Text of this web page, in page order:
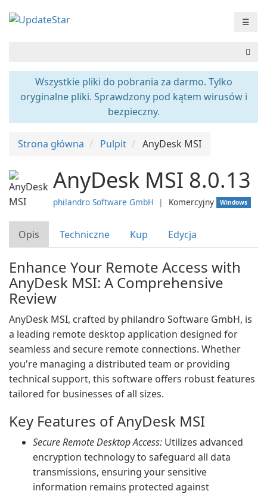
☰
Wszystkie pliki do pobrania za darmo. Tylko
oryginalne pliki. Sprawdzony pod kątem wirusów i
bezpieczny.
Strona główna Pulpit AnyDesk MSI
AnyDesk MSI 8.0.13
philandro Software GmbH ❘ Komercyjny Windows
Opis Techniczne Kup Edycja
Enhance Your Remote Access with
AnyDesk MSI: A Comprehensive
Review
AnyDesk MSI, crafted by philandro Software GmbH, is
a leading remote desktop application designed for
seamless and secure remote connections. Whether
you're managing a distributed team or providing
technical support, this software offers robust features
tailored for businesses of all sizes.
Key Features of AnyDesk MSI
Secure Remote Desktop Access: Utilizes advanced
encryption technology to safeguard all data
transmissions, ensuring your sensitive
information remains protected against